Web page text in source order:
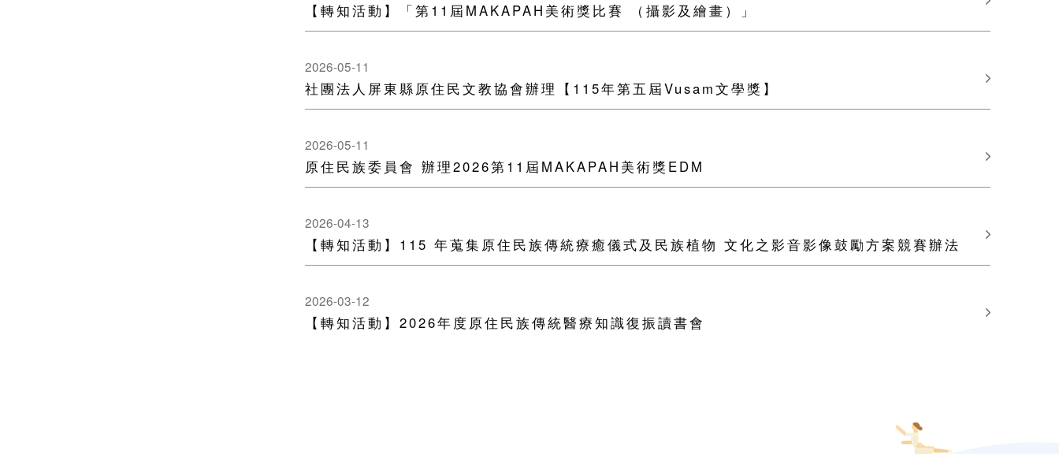
【轉知活動】「第11屆MAKAPAH美術獎比賽 （攝影及繪畫）」
2026-05-11
社團法人屏東縣原住民文教協會辦理【115年第五屆Vusam文學獎】
2026-05-11
原住民族委員會 辦理2026第11屆MAKAPAH美術獎EDM
2026-04-13
【轉知活動】115 年蒐集原住民族傳統療癒儀式及民族植物 文化之影音影像鼓勵方案競賽辦法
2026-03-12
【轉知活動】2026年度原住民族傳統醫療知識復振讀書會